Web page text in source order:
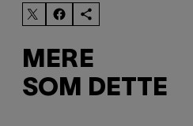
MERE
SOM DETTE